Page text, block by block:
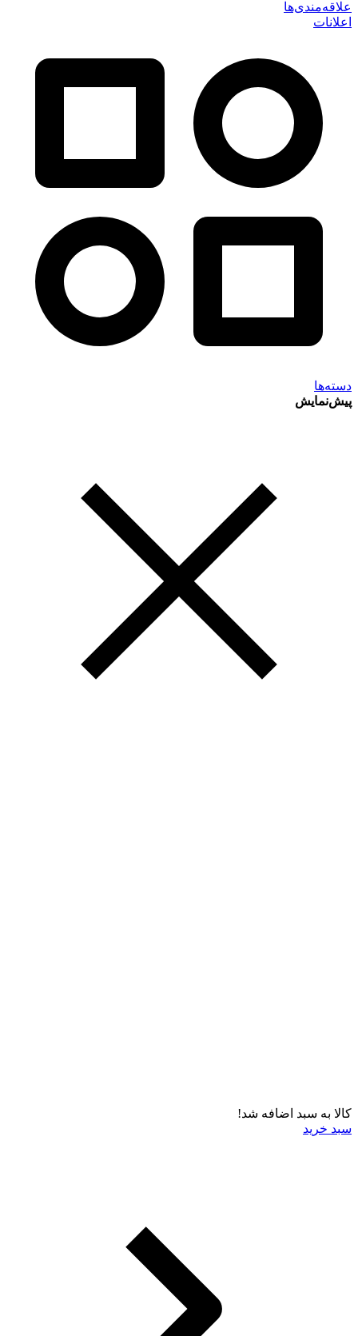
علاقه‌مندی‌ها
اعلانات
دسته‌ها
پیش‌نمایش
کالا به سبد اضافه شد!
سبد خرید